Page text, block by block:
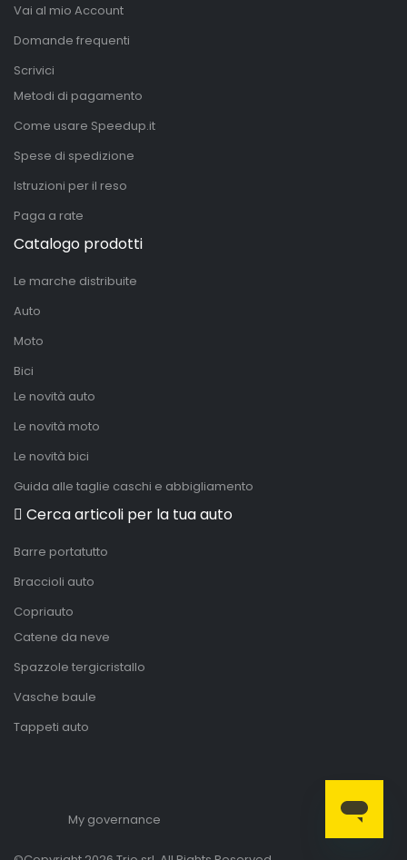
Vai al mio Account
Domande frequenti
Scrivici
Metodi di pagamento
Come usare Speedup.it
Spese di spedizione
Istruzioni per il reso
Paga a rate
Catalogo prodotti
Le marche distribuite
Auto
Moto
Bici
Le novità auto
Le novità moto
Le novità bici
Guida alle taglie caschi e abbigliamento
Cerca articoli per la tua auto
Barre portatutto
Braccioli auto
Copriauto
Catene da neve
Spazzole tergicristallo
Vasche baule
Tappeti auto
My governance